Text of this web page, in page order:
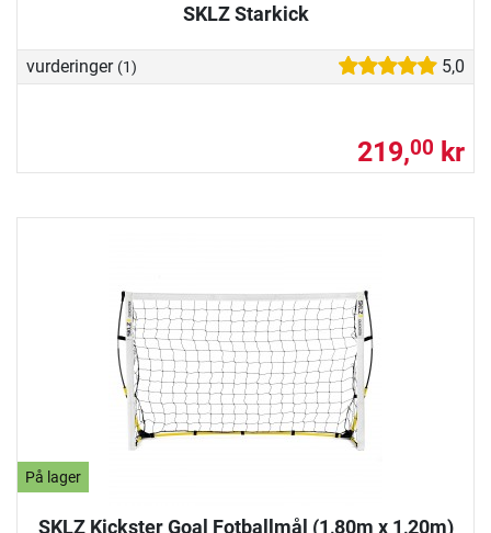
SKLZ Starkick
vurderinger (1) 5,0
219,00 kr
På lager
SKLZ Kickster Goal Fotballmål (1,80m x 1,20m)